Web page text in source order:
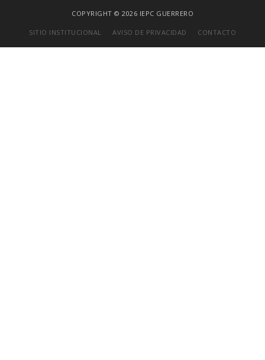
COPYRIGHT © 2026 IEPC GUERRERO
SITIO INSTITUCIONAL AVISO DE PRIVACIDAD CONTACTO